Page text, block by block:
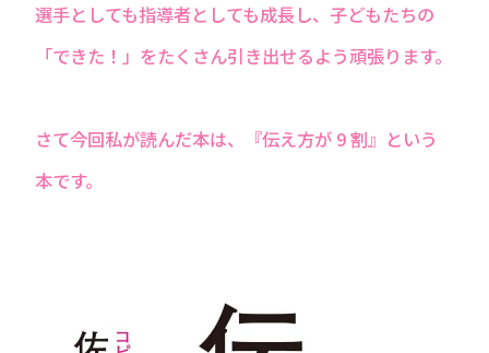
選⼿としても指導者としても成⻑し、⼦どもたちの
「できた！」をたくさん引き出せるよう頑張ります。
さて今回私が読んだ本は、『伝え⽅が 9 割』という
本です。